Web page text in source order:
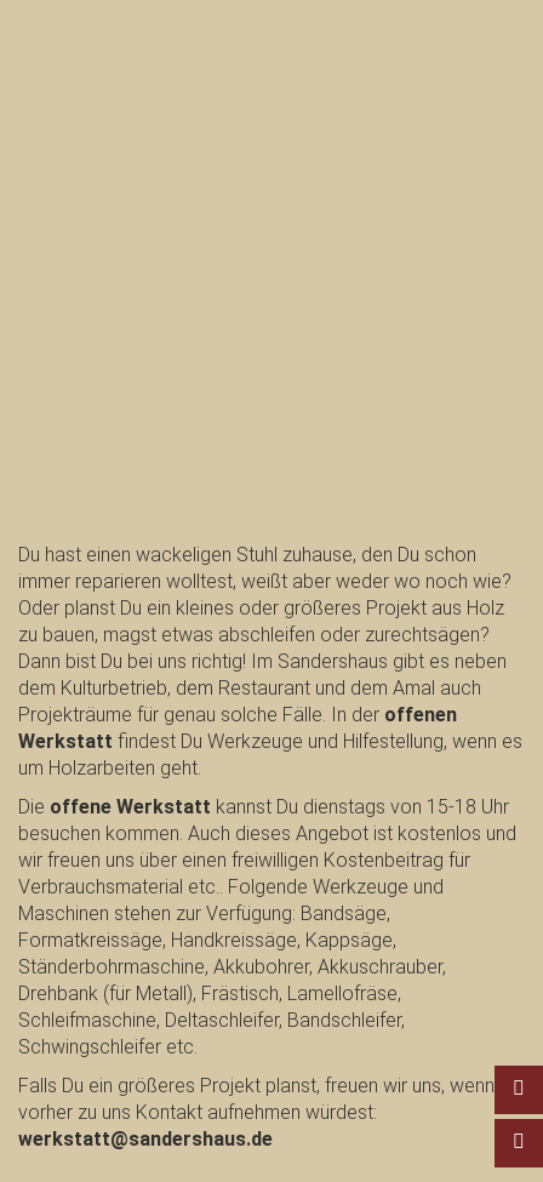
Du hast einen wackeligen Stuhl zuhause, den Du schon
immer reparieren wolltest, weißt aber weder wo noch wie?
Oder planst Du ein kleines oder größeres Projekt aus Holz
zu bauen, magst etwas abschleifen oder zurechtsägen?
Dann bist Du bei uns richtig! Im Sandershaus gibt es neben
dem Kulturbetrieb, dem Restaurant und dem Amal auch
Projekträume für genau solche Fälle. In der offenen
Werkstatt findest Du Werkzeuge und Hilfestellung, wenn es
um Holzarbeiten geht.
Die offene Werkstatt kannst Du dienstags von 15-18 Uhr
besuchen kommen. Auch dieses Angebot ist kostenlos und
wir freuen uns über einen freiwilligen Kostenbeitrag für
Verbrauchsmaterial etc.. Folgende Werkzeuge und
Maschinen stehen zur Verfügung: Bandsäge,
Formatkreissäge, Handkreissäge, Kappsäge,
Ständerbohrmaschine, Akkubohrer, Akkuschrauber,
Drehbank (für Metall), Frästisch, Lamellofräse,
Schleifmaschine, Deltaschleifer, Bandschleifer,
Schwingschleifer etc.
Falls Du ein größeres Projekt planst, freuen wir uns, wenn Du
vorher zu uns Kontakt aufnehmen würdest:
werkstatt@sandershaus.de